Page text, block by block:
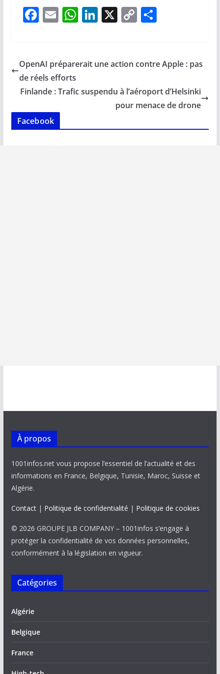
F
b
o
o
k
E
l
W
s
p
Li
e
n
X C
y
n
k
P
g
OpenAI préparerait une action contre Apple : pas
de réels efforts
Finlande : Trafic suspendu à l’aéroport d’Helsinki
pour menace de drone
Facebook
À propos
1001infos.net vous propose l’essentiel de l’actualité et des
informations en France, Belgique, Tunisie, Maroc, Suisse et
Algérie.
Contact| Politique de confidentialité | Politique de cookies
© 2026 GROUPE JLB COMPANY – 1001infos s’engage à
protéger la confidentialité de vos données personnelles,
conformément à la législation en vigueur.
Catégories
Algérie
Belgique
France